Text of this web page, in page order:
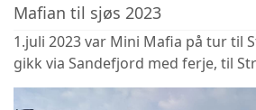
Mafian til sjøs 2023
1.juli 2023 var Mini Mafia på tur til
gikk via Sandefjord med ferje, til